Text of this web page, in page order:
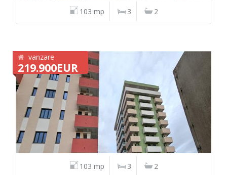
103 mp 3 2
vanzare
219.900EUR
103 mp 3 2